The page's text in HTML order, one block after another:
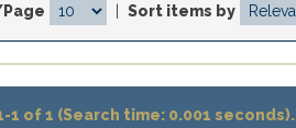
Sort items by
1 of 1 (Search time: 0.001 seconds).